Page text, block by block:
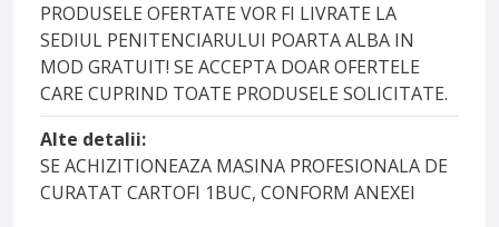
PRODUSELE OFERTATE VOR FI LIVRATE LA
SEDIUL PENITENCIARULUI POARTA ALBA IN
MOD GRATUIT! SE ACCEPTA DOAR OFERTELE
CARE CUPRIND TOATE PRODUSELE SOLICITATE.
Alte detalii:
SE ACHIZITIONEAZA MASINA PROFESIONALA DE
CURATAT CARTOFI 1BUC, CONFORM ANEXEI